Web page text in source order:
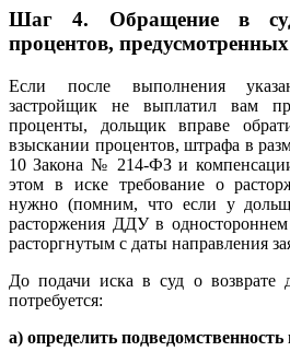
Шаг 4. Обращение в
процентов,
Если после выполнения
застройщик не выплатил вам
проценты, дольщик вправе
взыскании процентов, штрафа в
10 Закона № 214-ФЗ и
этом в иске требование о
нужно (помним, что если у
расторжения ДДУ в
расторгнутым с даты направления
До подачи иска в суд о
потребуется:
а) определить подведомственность